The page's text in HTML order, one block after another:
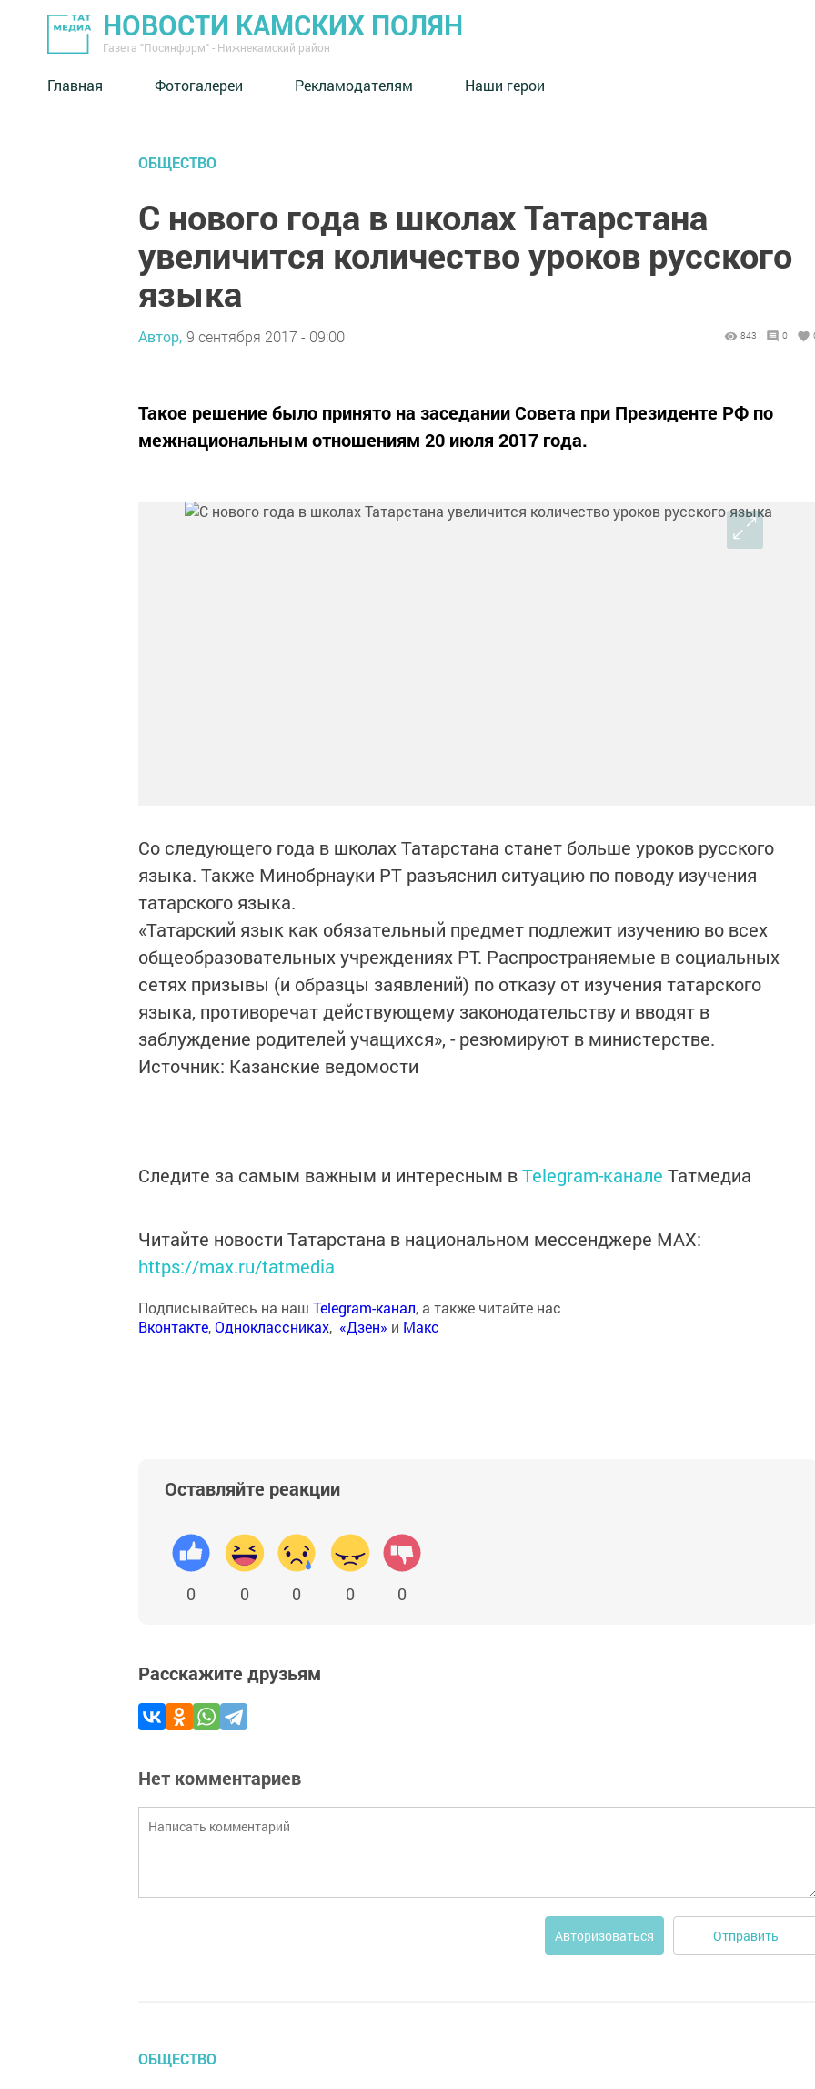
НОВОСТИ КАМСКИХ ПОЛЯН
Газета "Посинформ" - Нижнекамский район
Главная Фотогалереи Рекламодателям Наши герои
ОБЩЕСТВО
С нового года в школах Татарстана
увеличится количество уроков русского
языка
Автор, 9 сентября 2017 - 09:00 843 0
Такое решение было принято на заседании Совета при Президенте РФ по
межнациональным отношениям 20 июля 2017 года.
Со следующего года в школах Татарстана станет больше уроков русского
языка. Также Минобрнауки РТ разъяснил ситуацию по поводу изучения
татарского языка.
«Татарский язык как обязательный предмет подлежит изучению во всех
общеобразовательных учреждениях РТ. Распространяемые в социальных
сетях призывы (и образцы заявлений) по отказу от изучения татарского
языка, противоречат действующему законодательству и вводят в
заблуждение родителей учащихся», - резюмируют в министерстве.
Источник: Казанские ведомости
Следите за самым важным и интересным вTelegram-канале Татмедиа
Читайте новости Татарстана в национальном мессенджере MАХ:
https://max.ru/tatmedia
Подписывайтесь на наш Telegram-канал, а также читайте нас
Вконтакте,Одноклассниках, «Дзен» и Макс
Оставляйте реакции
0 0 0 0 0
Расскажите друзьям
Нет комментариев
Авторизоваться Отправить
ОБЩЕСТВО